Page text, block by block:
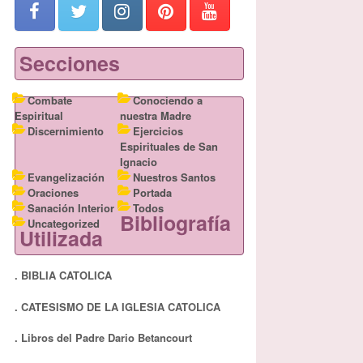
Secciones
Combate
Espiritual
Conociendo a
nuestra Madre
Discernimiento
Ejercicios
Espirituales de San
Ignacio
Evangelización
Nuestros Santos
Oraciones
Portada
Sanación Interior
Todos
Uncategorized
Bibliografía
Utilizada
. BIBLIA CATOLICA
. CATESISMO DE LA IGLESIA CATOLICA
. Libros del Padre Dario Betancourt